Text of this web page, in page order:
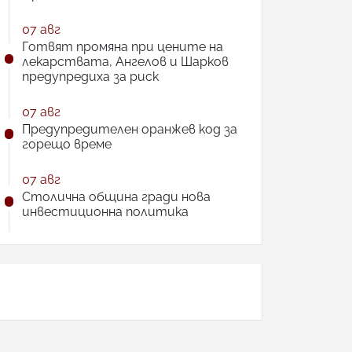
07 авг
Готвят промяна при цените на
лекарствата, Ангелов и Шарков
предупредиха за риск
07 авг
Предупредителен оранжев код за
горещо време
07 авг
Столична община гради нова
инвестиционна политика